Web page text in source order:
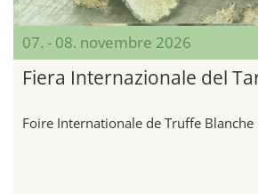
07. - 08. novembre 2026
Fiera Internazionale del
Foire Internationale de Truffe Blanche